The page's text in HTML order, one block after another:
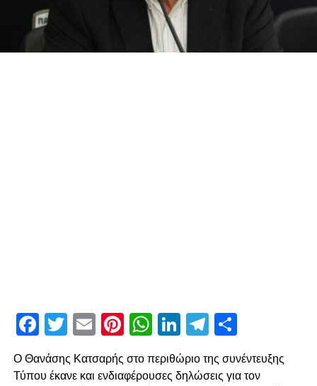
Facebook
Twitter
EmailPinterest
WhatsApp
LinkedIn
Telegram
Ο Θανάσης Κατσαρής στο περιθώριο της συνέντευξης
Τύπου έκανε και ενδιαφέρουσες δηλώσεις για τον